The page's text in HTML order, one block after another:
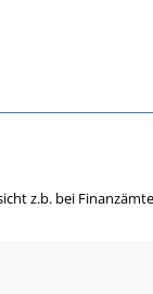
z.b. bei